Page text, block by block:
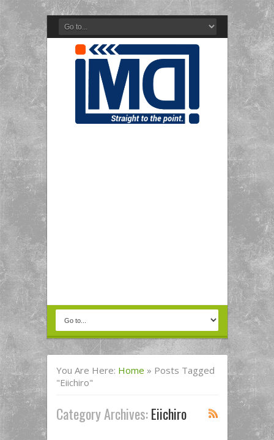
You Are Here: Home » Posts Tagged
"Eiichiro"
Category Archives:Eiichiro